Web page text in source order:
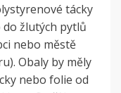
tácky
žlutých pytlů
nebo městě
Obaly by měly
nebo folie od